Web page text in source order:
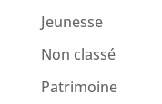
Jeunesse
Non classé
Patrimoine